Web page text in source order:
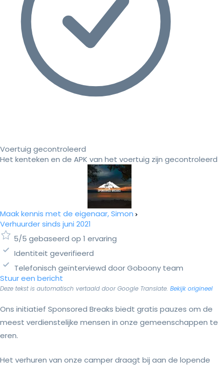
Voertuig gecontroleerd
Het kenteken en de APK van het voertuig zijn gecontroleerd
Maak kennis met de eigenaar, Simon
Verhuurder sinds juni 2021
5/5 gebaseerd op 1 ervaring
Identiteit geverifieerd
Telefonisch geïnterviewd door Goboony team
Stuur een bericht
Deze tekst is automatisch vertaald door Google Translate. Bekijk origineel
Ons initiatief Sponsored Breaks biedt gratis pauzes om de
meest verdienstelijke mensen in onze gemeenschappen te
eren.
Het verhuren van onze camper draagt bij aan de lopende